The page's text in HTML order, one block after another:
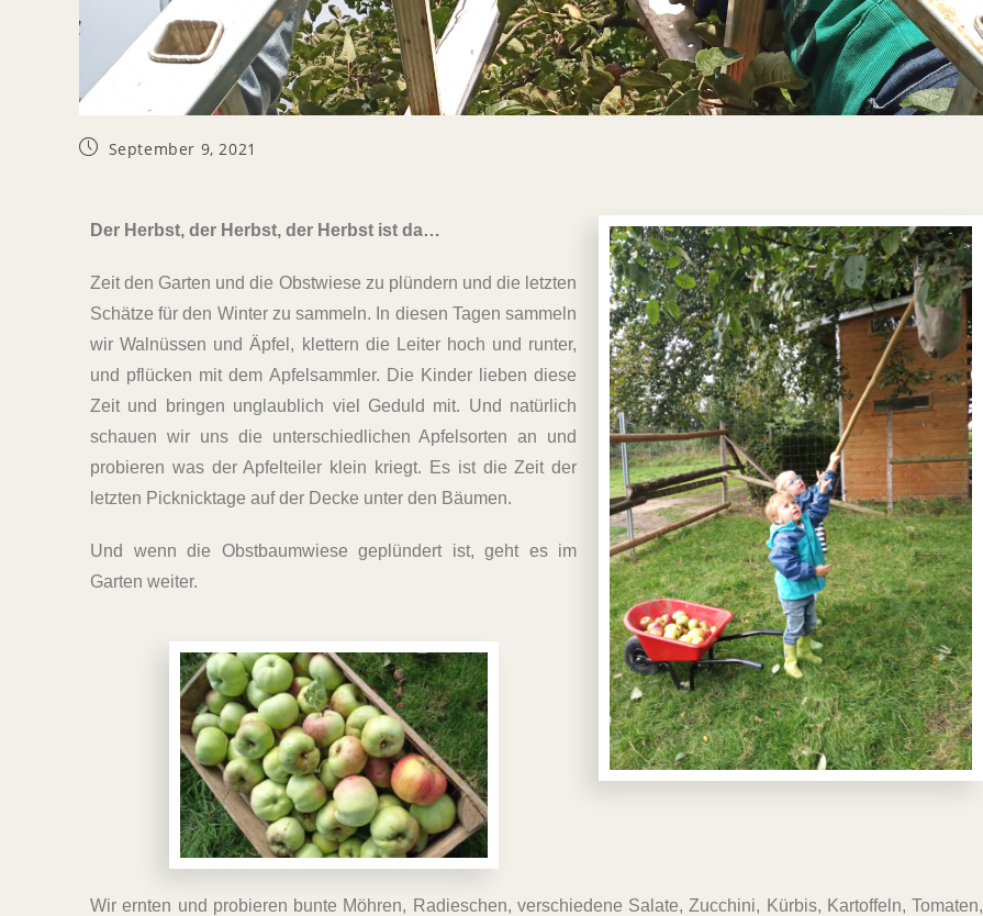
September 9, 2021
Der Herbst, der Herbst, der Herbst ist da…
Zeit den Garten und die Obstwiese zu plündern und die letzten
Schätze für den Winter zu sammeln. In diesen Tagen sammeln
wir Walnüssen und Äpfel, klettern die Leiter hoch und runter,
und pflücken mit dem Apfelsammler. Die Kinder lieben diese
Zeit und bringen unglaublich viel Geduld mit. Und natürlich
schauen wir uns die unterschiedlichen Apfelsorten an und
probieren was der Apfelteiler klein kriegt. Es ist die Zeit der
letzten Picknicktage auf der Decke unter den Bäumen.
Und wenn die Obstbaumwiese geplündert ist, geht es im
Garten weiter.
Wir ernten und probieren bunte Möhren, Radieschen, verschiedene Salate, Zucchini, Kürbis, Kartoffeln, Tomaten,